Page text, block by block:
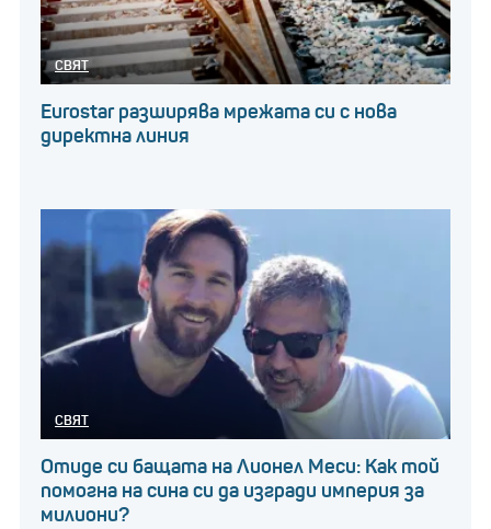
СВЯТ
Eurostar разширява мрежата си с нова
директна линия
СВЯТ
Отиде си бащата на Лионел Меси: Как той
помогна на сина си да изгради империя за
милиони?